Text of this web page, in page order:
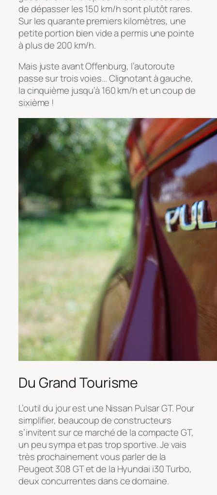
de dépasser les 150 km/h sont plutôt rares.
Sur les quarante premiers kilomètres, une
petite portion bien vide a permis une pointe
à plus de 200 km/h.
Mais juste avant Offenburg, l’autoroute
passe sur trois voies… Clignotant à gauche,
la cinquième jusqu’à 160 km/h et un coup de
sixième !
Du Grand Tourisme
L’outil du jour est une Nissan Pulsar GT. Pour
simplifier, beaucoup de constructeurs
s’invitent sur ce marché de la compacte GT,
un peu sympa et pas trop sportive. Je vais
très prochainement vous parler de la
Peugeot 308 GT et de la Hyundai i30 Turbo,
deux concurrentes dans ce domaine.